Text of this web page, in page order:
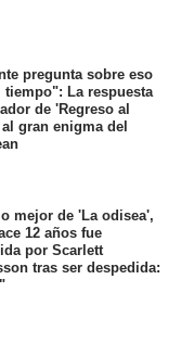
pregunta sobre eso
tiempo": La respuesta
de 'Regreso al
gran enigma del
mejor de 'La odisea',
12 años fue
por Scarlett
tras ser despedida: